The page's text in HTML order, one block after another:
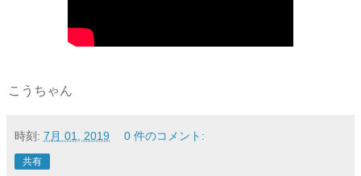
こうちゃん
時刻: 7月 01, 2019 0 件のコメント:
共有